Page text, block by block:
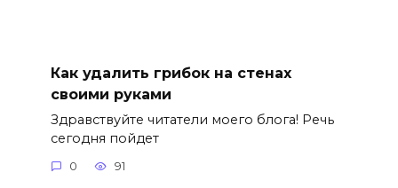
Как удалить грибок на стенах
своими руками
Здравствуйте читатели моего блога! Речь
сегодня пойдет
0 91